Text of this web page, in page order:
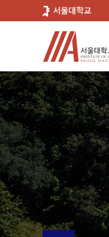
로
뉴
서울대학교